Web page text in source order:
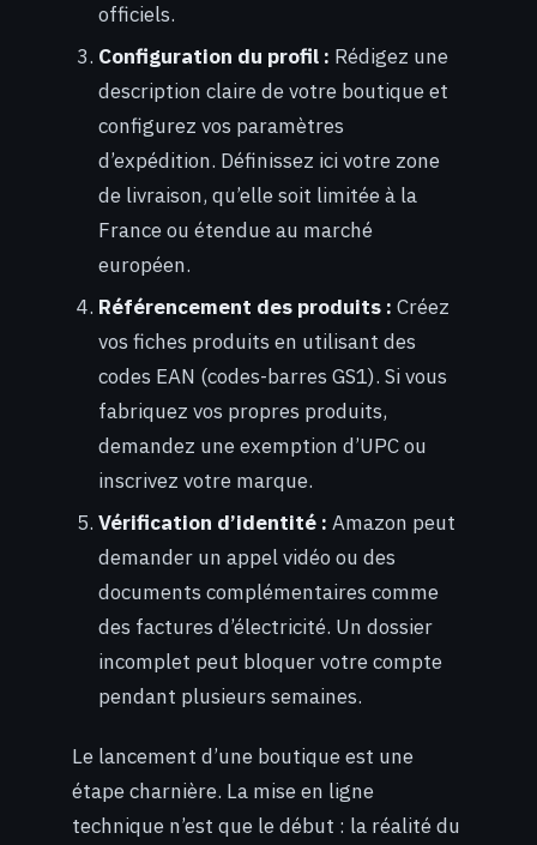
officiels.
Configuration du profil : Rédigez une
description claire de votre boutique et
configurez vos paramètres
d’expédition. Définissez ici votre zone
de livraison, qu’elle soit limitée à la
France ou étendue au marché
européen.
Référencement des produits : Créez
vos fiches produits en utilisant des
codes EAN (codes-barres GS1). Si vous
fabriquez vos propres produits,
demandez une exemption d’UPC ou
inscrivez votre marque.
Vérification d’identité : Amazon peut
demander un appel vidéo ou des
documents complémentaires comme
des factures d’électricité. Un dossier
incomplet peut bloquer votre compte
pendant plusieurs semaines.
Le lancement d’une boutique est une
étape charnière. La mise en ligne
technique n’est que le début : la réalité du